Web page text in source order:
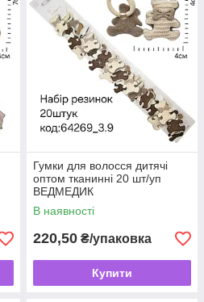
Гумки для волосся дитячі
оптом тканинні 20 шт/уп
ВЕДМЕДИК
В наявності
220,50 ₴/упаковка
Купити